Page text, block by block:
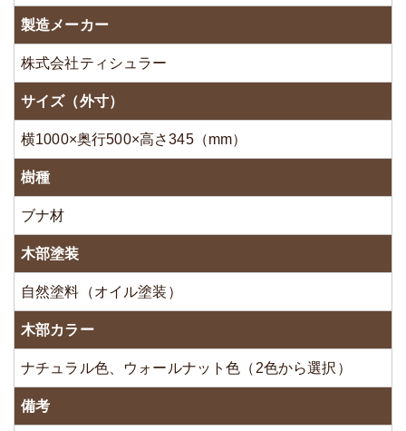
製造メーカー
株式会社ティシュラー
サイズ（外寸）
横1000×奥行500×高さ345（mm）
樹種
ブナ材
木部塗装
自然塗料（オイル塗装）
木部カラー
ナチュラル色、ウォールナット色（2色から選択）
備考